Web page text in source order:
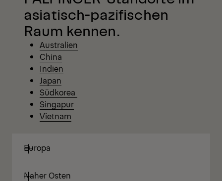
asiatisch-pazifischen
Raum kennen.
Australien
China
Indien
Japan
Südkorea
Singapur
Vietnam
Europa
Naher Osten